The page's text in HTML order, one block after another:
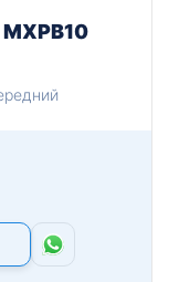
MXPB10